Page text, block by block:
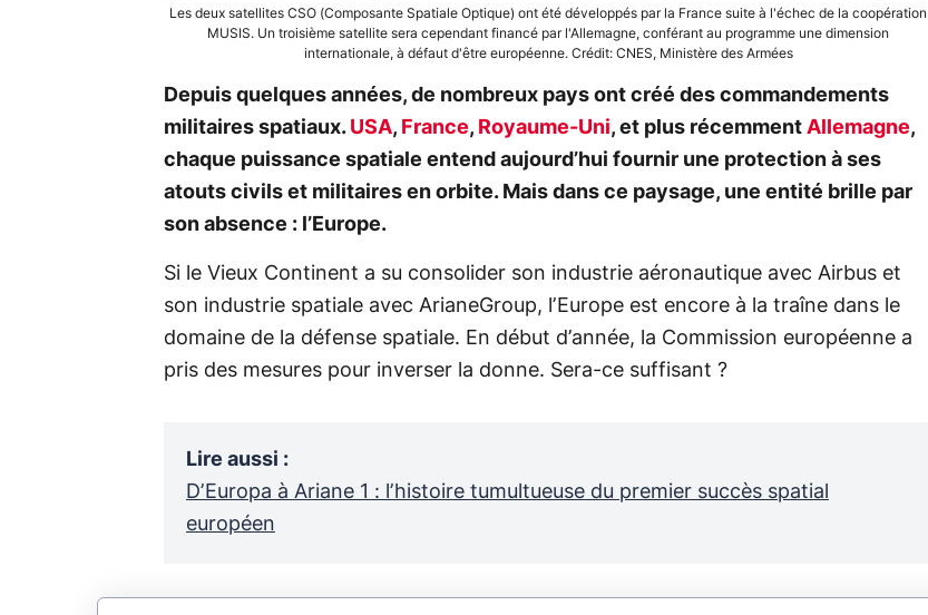
Les deux satellites CSO (Composante Spatiale Optique) ont été développés par la France suite à l'échec de la coopération
MUSIS. Un troisième satellite sera cependant financé par l'Allemagne, conférant au programme une dimension
internationale, à défaut d'être européenne. Crédit: CNES, Ministère des Armées
Depuis quelques années, de nombreux pays ont créé des commandements
militaires spatiaux. USA, France, Royaume-Uni, et plus récemment Allemagne,
chaque puissance spatiale entend aujourd’hui fournir une protection à ses
atouts civils et militaires en orbite. Mais dans ce paysage, une entité brille par
son absence : l’Europe.
Si le Vieux Continent a su consolider son industrie aéronautique avec Airbus et
son industrie spatiale avec ArianeGroup, l’Europe est encore à la traîne dans le
domaine de la défense spatiale. En début d’année, la Commission européenne a
pris des mesures pour inverser la donne. Sera-ce suffisant ?
Lire aussi :
D’Europa à Ariane 1 : l’histoire tumultueuse du premier succès spatial
européen